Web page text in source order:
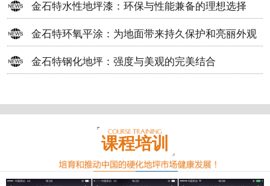
金石特水性地坪漆：环保与性能兼备的理想选择
金石特环氧平涂：为地面带来持久保护和亮丽外观
金石特钢化地坪：强度与美观的完美结合
课程培训